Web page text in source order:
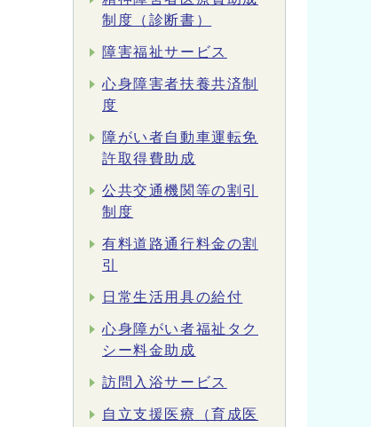
制度（診断書）
障害福祉サービス
心身障害者扶養共済制
度
障がい者自動車運転免
許取得費助成
公共交通機関等の割引
制度
有料道路通行料金の割
引
日常生活用具の給付
心身障がい者福祉タク
シー料金助成
訪問入浴サービス
自立支援医療（育成医